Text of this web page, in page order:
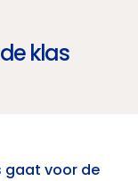
klas
gaat voor de